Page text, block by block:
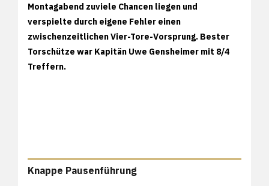
Montagabend zuviele Chancen liegen und
verspielte durch eigene Fehler einen
zwischenzeitlichen Vier-Tore-Vorsprung. Bester
Torschütze war Kapitän Uwe Gensheimer mit 8/4
Treffern.
Knappe Pausenführung